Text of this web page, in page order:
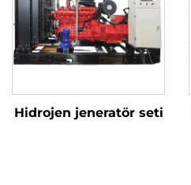
Hidrojen jeneratör seti